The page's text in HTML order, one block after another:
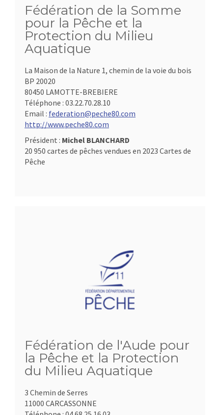
Fédération de la Somme
pour la Pêche et la
Protection du Milieu
Aquatique
La Maison de la Nature 1, chemin de la voie du bois
BP 20020
80450 LAMOTTE-BREBIERE
Téléphone : 03.22.70.28.10
Email : federation@peche80.com
http://www.peche80.com
Président : Michel BLANCHARD
20 950 cartes de pêches vendues en 2023 Cartes de
Pêche
Fédération de l'Aude pour
la Pêche et la Protection
du Milieu Aquatique
3 Chemin de Serres
11000 CARCASSONNE